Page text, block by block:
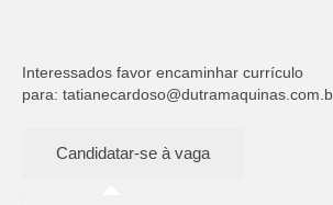
Interessados favor encaminhar currículo
para: